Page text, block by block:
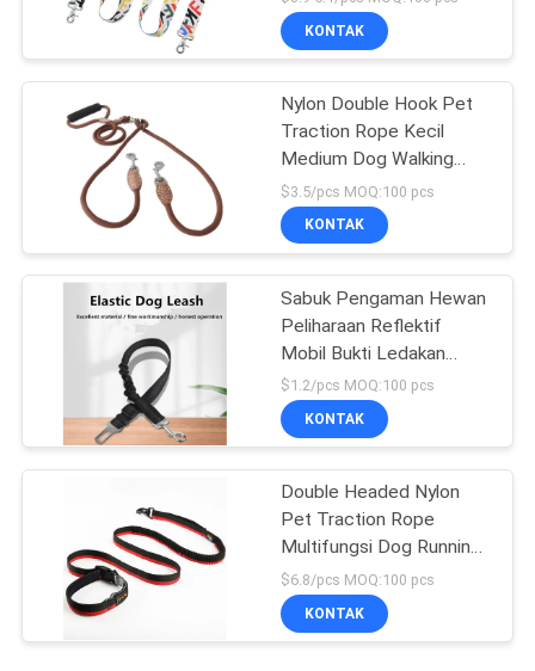
Pengumpan Hewan
Peliharaan
Tas Pembawa
Hewan Peliharaan
Mainan Kunyah
Hewan Peliharaan
Dapat Ditarik Gratis
KONTAK
Nylon Double Hook Pet
Traction Rope Kecil
Medium Dog Walking
Rope
$3.5/pcs MOQ:100 pcs
KONTAK
Sabuk Pengaman Hewan
Peliharaan Reflektif
Mobil Bukti Ledakan
Timbal Anjing yang Tidak
Dapat Dikunyah
$1.2/pcs MOQ:100 pcs
KONTAK
Double Headed Nylon
Pet Traction Rope
Multifungsi Dog Running
Walking Traction Belt
$6.8/pcs MOQ:100 pcs
KONTAK